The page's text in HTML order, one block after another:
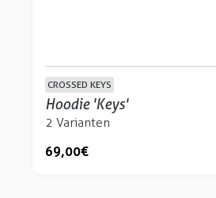
CROSSED KEYS
Hoodie 'Keys'
2 Varianten
69,00 €